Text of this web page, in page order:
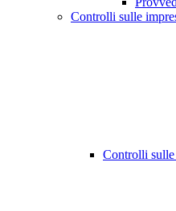
Controlli sulle
Controlli sulle